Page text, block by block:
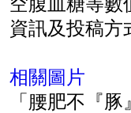
資訊及投稿方
相關圖片
「腰肥不『